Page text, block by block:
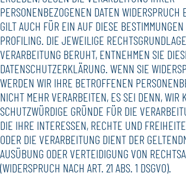
PERSONENBEZOGENEN DATEN WIDERSPRUCH
GILT AUCH FÜR EIN AUF DIESE
PROFILING. DIE JEWEILIGE
VERARBEITUNG BERUHT, ENTNEHMEN SIE
DATENSCHUTZERKLÄRUNG. WENN SIE
WERDEN WIR IHRE BETROFFENEN
NICHT MEHR VERARBEITEN, ES SEI DENN, WIR
SCHUTZWÜRDIGE GRÜNDE FÜR DIE
DIE IHRE INTERESSEN, RECHTE UND
ODER DIE VERARBEITUNG DIENT DER
AUSÜBUNG ODER VERTEIDIGUNG VON
(WIDERSPRUCH NACH ART. 21 ABS. 1 DSGVO).